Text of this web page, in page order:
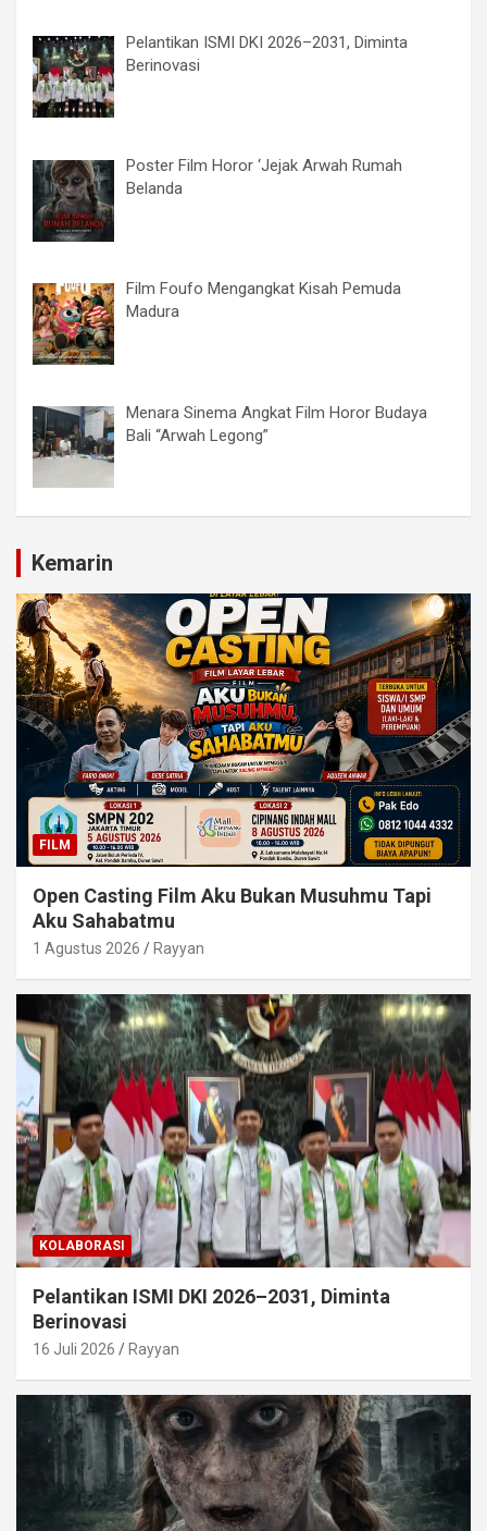
Pelantikan ISMI DKI 2026–2031, Diminta
Berinovasi
Poster Film Horor ‘Jejak Arwah Rumah
Belanda
Film Foufo Mengangkat Kisah Pemuda
Madura
Menara Sinema Angkat Film Horor Budaya
Bali “Arwah Legong”
Kemarin
FILM
Open Casting Film Aku Bukan Musuhmu Tapi
Aku Sahabatmu
1 Agustus 2026 Rayyan
KOLABORASI
Pelantikan ISMI DKI 2026–2031, Diminta
Berinovasi
16 Juli 2026 Rayyan